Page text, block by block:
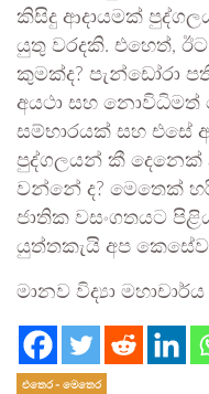
කිසිදු ආදායමක්
යුතු වරදකි. එහෙත්,
කුමක්ද? පැන්ඩෝරා
අයථා සහ නොවිධිමත්
සම්භාරයක් සහ එසේ
පුද්ගලයන් කී දෙනෙක්
වන්නේ ද? මෙතෙක්
ජාතික වසංගතයට
යුත්තකැයි අප
මානව විද්‍යා
එතෙර - මෙතෙර